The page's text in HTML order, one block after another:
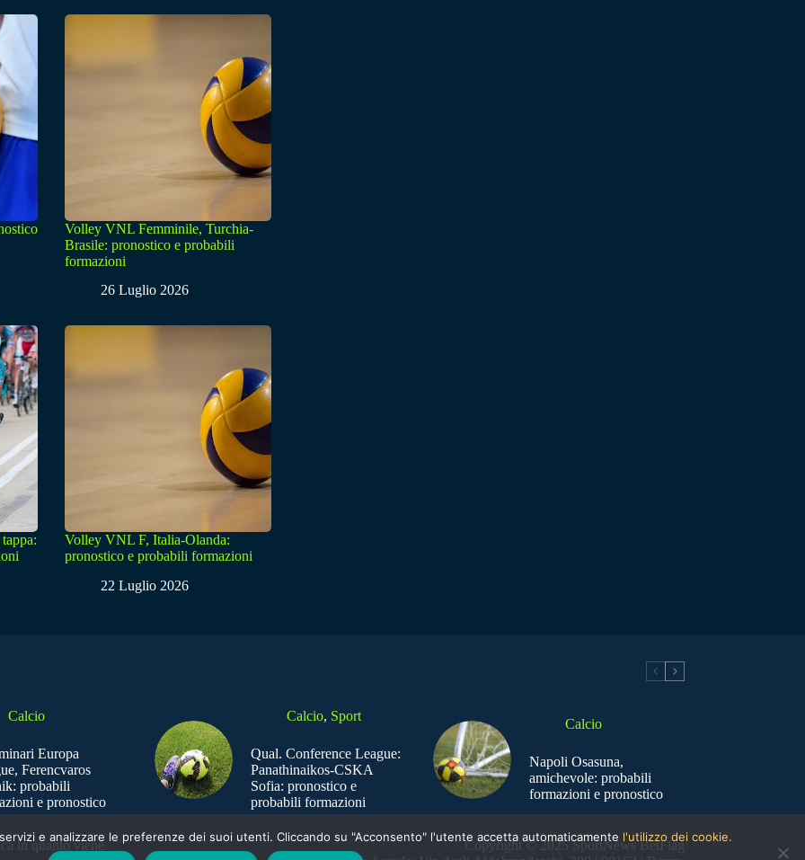
Volley VNL Femminile, Turchia-
Brasile: pronostico e probabili
formazioni
26 Luglio 2026
Volley VNL F, Italia-Olanda:
pronostico e probabili formazioni
22 Luglio 2026
Calcio
Europa
Ferencvaros
probabili
e pronostico
Calcio, Sport
Qual. Conference League:
Panathinaikos-CSKA
Sofia: pronostico e
probabili formazioni
Calcio
Napoli Osasuna,
amichevole: probabili
formazioni e pronostico
in quanto viene
Copyright © 2025 SportNews BetFlag
e analizzare le preferenze dei suoi utenti. Cliccando su "Acconsento" l'utente accetta automaticamente l'utilizzo dei cookie.